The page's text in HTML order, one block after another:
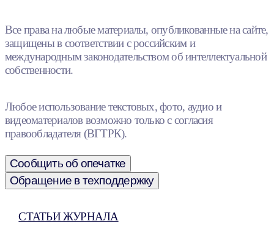
Все права на любые материалы, опубликованные на сайте,
защищены в соответствии с российским и
международным законодательством об интеллектуальной
собственности.
Любое использование текстовых, фото, аудио и
видеоматериалов возможно только с согласия
правообладателя (ВГТРК).
Сообщить об опечатке
Обращение в техподдержку
СТАТЬИ ЖУРНАЛА